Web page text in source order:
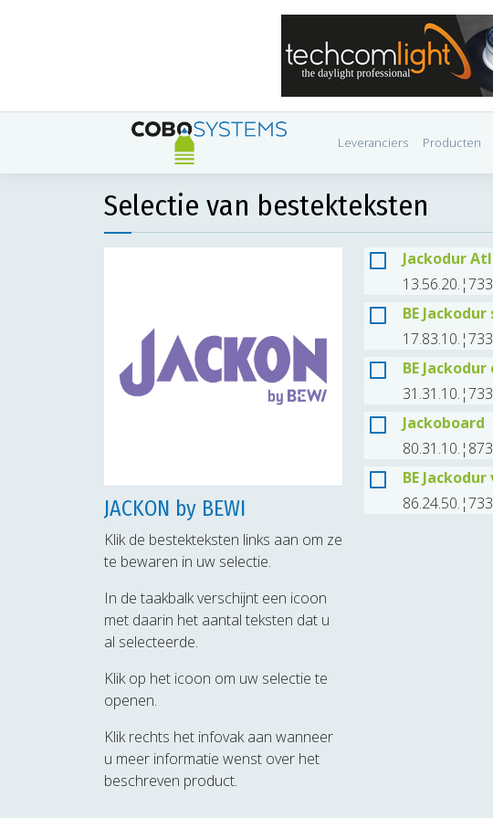
Leveranciers Producten
Selectie van bestekteksten
JACKON by BEWI
Klik de bestekteksten links aan om ze
te bewaren in uw selectie.
In de taakbalk verschijnt een icoon
met daarin het aantal teksten dat u
al selecteerde.
Klik op het icoon om uw selectie te
openen.
Klik rechts het infovak aan wanneer
u meer informatie wenst over het
beschreven product.
Jackodur
BE
BE
Jackoboard
BE